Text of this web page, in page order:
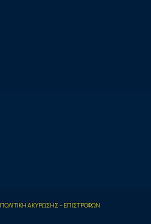
ΠΟΛΙΤΙΚΗ ΑΚΥΡΩΣΗΣ – ΕΠΙΣΤΡΟΦΩΝ